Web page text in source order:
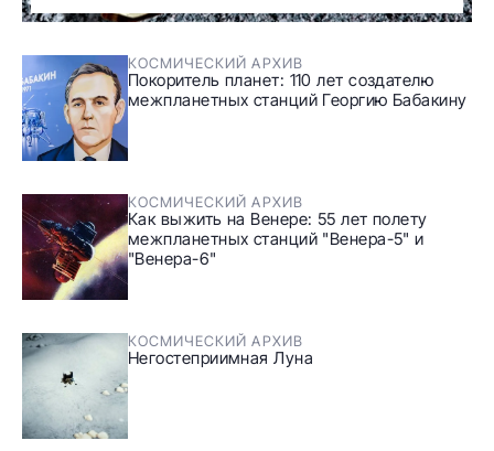
КОСМИЧЕСКИЙ АРХИВ
Покоритель планет: 110 лет создателю
межпланетных станций Георгию Бабакину
КОСМИЧЕСКИЙ АРХИВ
Как выжить на Венере: 55 лет полету
межпланетных станций "Венера-5" и
"Венера-6"
КОСМИЧЕСКИЙ АРХИВ
Негостеприимная Луна